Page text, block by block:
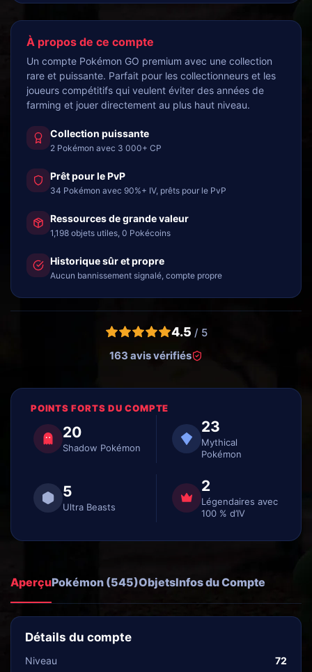
À propos de ce compte
Un compte Pokémon GO premium avec une collection
rare et puissante. Parfait pour les collectionneurs et les
joueurs compétitifs qui veulent éviter des années de
farming et jouer directement au plus haut niveau.
Collection puissante
2 Pokémon avec 3 000+ CP
Prêt pour le PvP
34 Pokémon avec 90%+ IV, prêts pour le PvP
Ressources de grande valeur
1,198 objets utiles, 0 Pokécoins
Historique sûr et propre
Aucun bannissement signalé, compte propre
4.5 / 5
163 avis vérifiés
POINTS FORTS DU COMPTE
20
Shadow Pokémon
23
Mythical
Pokémon
5
Ultra Beasts
2
Légendaires avec
100 % d’IV
AperçuPokémon (545)ObjetsInfos du Compte
Détails du compte
Niveau 72